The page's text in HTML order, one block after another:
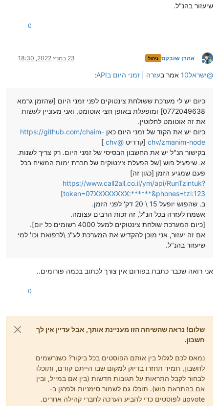
שיעזור בהנ"ל.
0
מנותק
אהרן שובקס ניהול 23 במרץ 2022, 18:30
@ישראל10 אמר בעזרה | זמני היום בAPI :
כיום יש לי מערכת ששולחת צינטוקים לפני זמני היום [שהזמן גרמא
0772049638] ומופעלת באופן חצי אוטומט, ואני מעוניין לעשות
את זה אוטומט לחלוטין.
כיום יש את הקוד של זמני היום כאן https://github.com/chaim-
chv/zmanim-node [קרדיט @
chv
]
בקישור הנ"ל יש את החשבון הבסיסי של זמני היום. רק צריך לשנות.
א. שיפעיל פוש [של הפעלת צינטוקים של חברת ימות המשיח בכל
פעם שמגיע הזמן [כגון זה]
https://www.call2all.co.il/ym/api/RunTzintuk?
token=07XXXXXXXX:******&phones=tzl:123
]
ב. שהפוש יופעל 15 \ 20 דק' לפני הזמן.
אשמח לעזרה בכל הנ"ל, זה זכות הרבים עצומה.
[כיום המערכת שולחת צינטוקים למעל 4000 רשומים כל יום].
אם זה יעזור, אני מוכן להקדיש את המערכת לע"נ \לרפואת וכו' למי
שיעזור בהנ"ל.
אני רואה שכבר כתבת בפורום אין צורך לכתוב בכמה פורומים..
0
שלום! נראה שהשיחה הזו מעניינת אותך, אבל עדיין אין לך
חשבון.
נמאס לכם לגלול בין אותם הפוסטים בכל ביקור? כשנרשמים
לחשבון, תמיד תחזרו בדיוק למקום שבו הייתם קודם, ותוכלו
לבחור לקבל התראות על תגובות חדשות (בין אם במייל, ובין
אם בהתראת פוש). תוכלו גם לשמור סימניות ולפרגן ב-
upvote לפוסטים כדי להביע הערכה לחברי קהילה אחרים.